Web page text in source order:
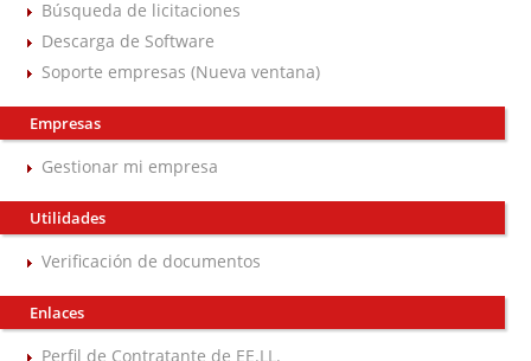
Búsqueda de licitaciones
Descarga de Software
Soporte empresas (Nueva ventana)
Empresas
Gestionar mi empresa
Utilidades
Verificación de documentos
Enlaces
Perfil de Contratante de EE.LL.